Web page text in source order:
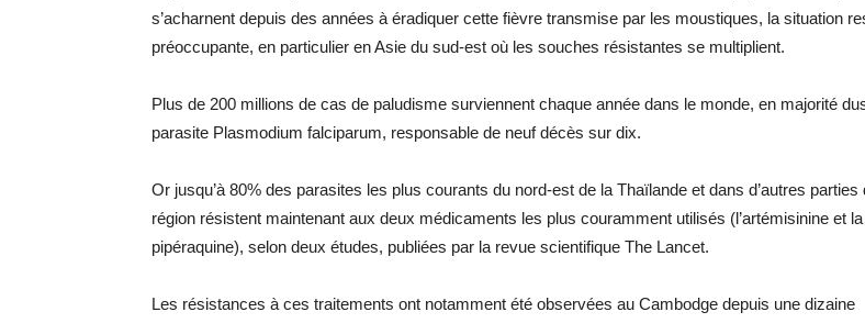
s’acharnent depuis des années à éradiquer cette fièvre transmise par les moustiques, la situation
préoccupante, en particulier en Asie du sud-est où les souches résistantes se multiplient.
Plus de 200 millions de cas de paludisme surviennent chaque année dans le monde, en majorité
parasite Plasmodium falciparum, responsable de neuf décès sur dix.
Or jusqu’à 80% des parasites les plus courants du nord-est de la Thaïlande et dans d’autres parties
région résistent maintenant aux deux médicaments les plus couramment utilisés (l’artémisinine et la
pipéraquine), selon deux études, publiées par la revue scientifique The Lancet.
Les résistances à ces traitements ont notamment été observées au Cambodge depuis une dizaine